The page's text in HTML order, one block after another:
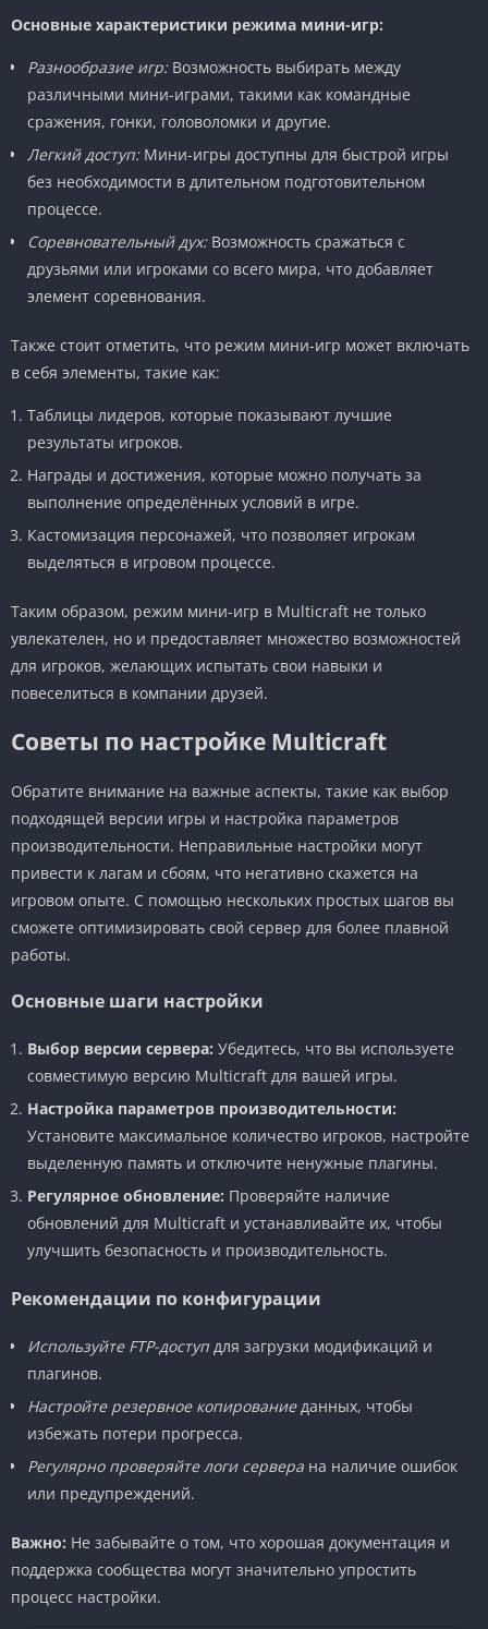
Основные характеристики режима мини-игр:
Разнообразие игр:Возможность выбирать между
различными мини-играми, такими как командные
сражения, гонки, головоломки и другие.
Легкий доступ:Мини-игры доступны для быстрой игры
без необходимости в длительном подготовительном
процессе.
Соревновательный дух:Возможность сражаться с
друзьями или игроками со всего мира, что добавляет
элемент соревнования.
Также стоит отметить, что режим мини-игр может включать
в себя элементы, такие как:
Таблицы лидеров, которые показывают лучшие
результаты игроков.
Награды и достижения, которые можно получать за
выполнение определённых условий в игре.
Кастомизация персонажей, что позволяет игрокам
выделяться в игровом процессе.
Таким образом, режим мини-игр в Multicraft не только
увлекателен, но и предоставляет множество возможностей
для игроков, желающих испытать свои навыки и
повеселиться в компании друзей.
Советы по настройке Multicraft
Обратите внимание на важные аспекты, такие как выбор
подходящей версии игры и настройка параметров
производительности. Неправильные настройки могут
привести к лагам и сбоям, что негативно скажется на
игровом опыте. С помощью нескольких простых шагов вы
сможете оптимизировать свой сервер для более плавной
работы.
Основные шаги настройки
Выбор версии сервера: Убедитесь, что вы используете
совместимую версию Multicraft для вашей игры.
Настройка параметров производительности:
Установите максимальное количество игроков, настройте
выделенную память и отключите ненужные плагины.
Регулярное обновление: Проверяйте наличие
обновлений для Multicraft и устанавливайте их, чтобы
улучшить безопасность и производительность.
Рекомендации по конфигурации
Используйте FTP-доступ для загрузки модификаций и
плагинов.
Настройте резервное копированиеданных, чтобы
избежать потери прогресса.
Регулярно проверяйте логи сервера на наличие ошибок
или предупреждений.
Важно: Не забывайте о том, что хорошая документация и
поддержка сообщества могут значительно упростить
процесс настройки.